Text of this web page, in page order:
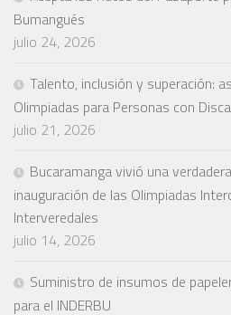
Bumangués
julio 24, 2026
Talento, inclusión y superación:
Olimpiadas para Personas con
julio 21, 2026
Bucaramanga vivió una
inauguración de las Olimpiadas
Interveredales
julio 14, 2026
Suministro de insumos de
para el INDERBU